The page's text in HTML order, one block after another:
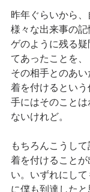
昨年ぐらいから
様々な出来事の
ゲのように残る
てあったことを
その相手とのあ
着を付けるとい
手にはそのこと
ないけれど。
もちろんこうし
着を付けること
い。いずれにし